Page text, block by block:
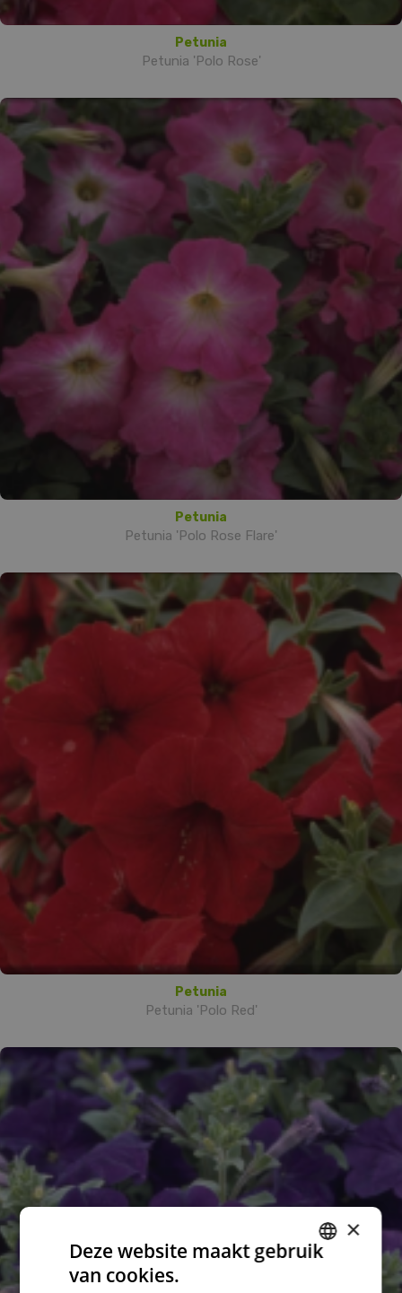
Petunia
Petunia 'Polo Rose'
Petunia
Petunia 'Polo Rose Flare'
Petunia
Petunia 'Polo Red'
×
Deze website maakt gebruik
van cookies.